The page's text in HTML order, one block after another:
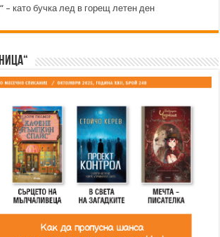
– като бучка лед в горещ летен ден